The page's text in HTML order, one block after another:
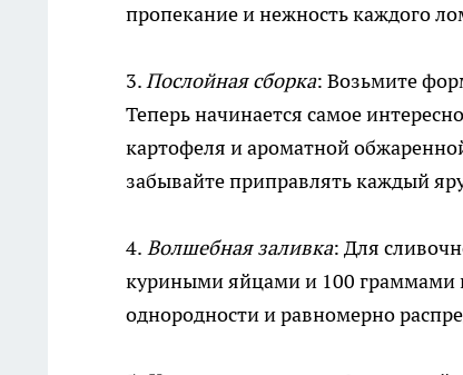
пропекание и нежность каждого
3.Послойная сборка: Возьмите
Теперь начинается самое
картофеля и ароматной
забывайте приправлять каждый
4. Волшебная заливка: Для
куриными яйцами и 100 граммами
однородности и равномерно